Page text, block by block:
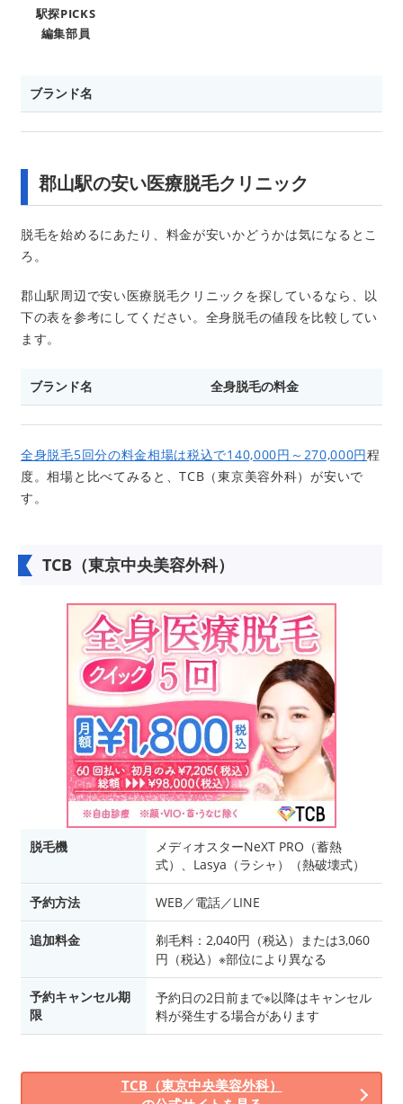
駅探PICKS
編集部員
ブランド名
郡山駅の安い医療脱毛クリニック
脱毛を始めるにあたり、料金が安いかどうかは気になるとこ
ろ。
郡山駅周辺で安い医療脱毛クリニックを探しているなら、以
下の表を参考にしてください。全身脱毛の値段を比較してい
ます。
ブランド名 全身脱毛の料金
全身脱毛5回分の料金相場は税込で140,000円～270,000円程
度。相場と比べてみると、TCB（東京美容外科）が安いで
す。
TCB（東京中央美容外科）
脱毛機
メディオスターNeXT PRO（蓄熱
式）、Lasya（ラシャ）（熱破壊式）
予約方法 WEB／電話／LINE
追加料金
剃毛料：2,040円（税込）または3,060
円（税込）※部位により異なる
予約キャンセル期
限
予約日の2日前まで※以降はキャンセル
料が発生する場合があります
TCB（東京中央美容外科）